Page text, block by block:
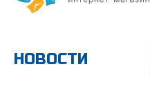
НОВОСТИ